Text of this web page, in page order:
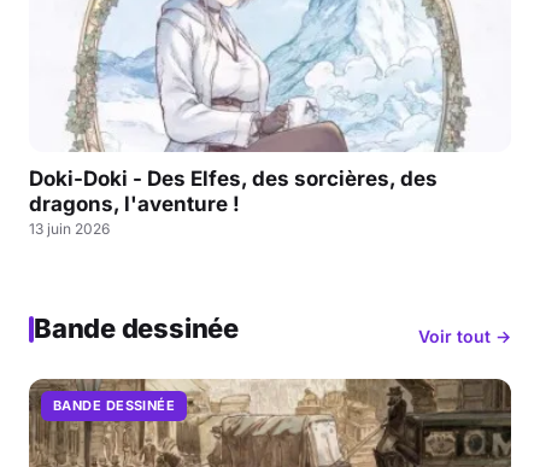
Doki-Doki - Des Elfes, des sorcières, des
dragons, l'aventure !
13 juin 2026
Bande dessinée Voir tout →
BANDE DESSINÉE